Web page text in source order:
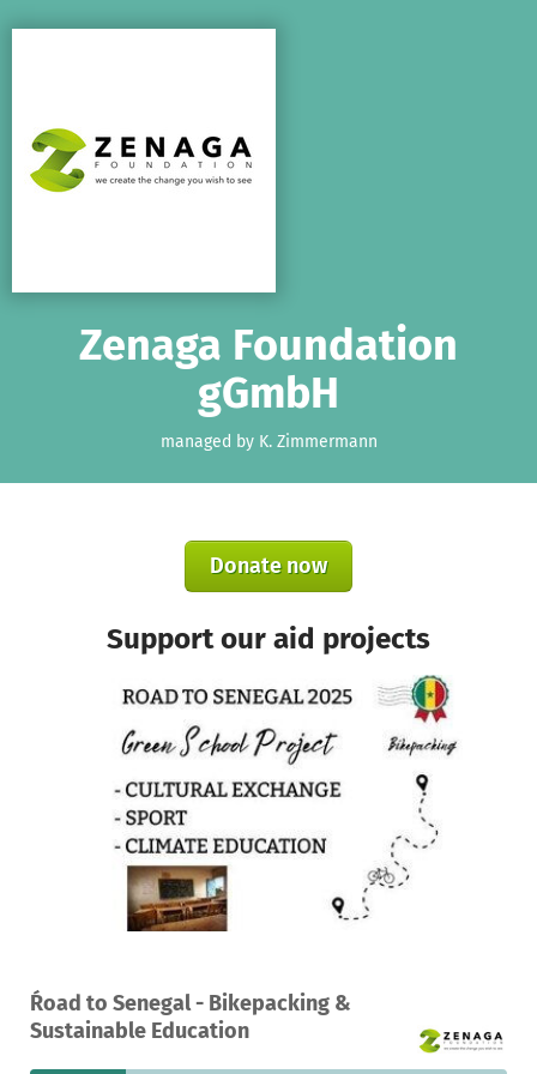
Zenaga Foundation
gGmbH
managed by K. Zimmermann
Donate now
Support our aid projects
Ŕoad to Senegal - Bikepacking &
Sustainable Education
A project in Ziguinchor, Senegal
68 20%
still needed